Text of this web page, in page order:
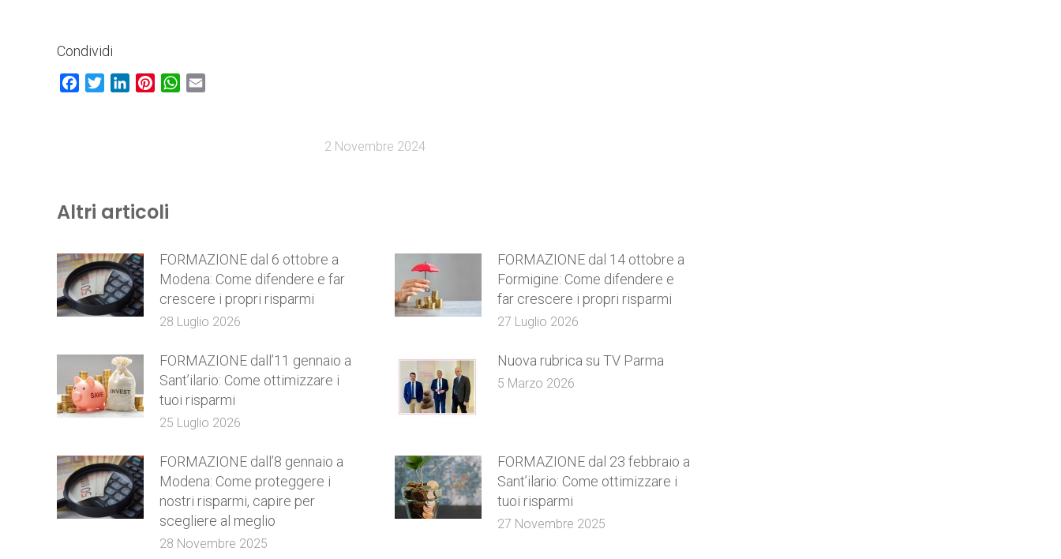
Condividi
Facebook
TwitterLinkedInPinterestWhatsApp
2 Novembre 2024
Altri articoli
FORMAZIONE dal 6 ottobre a
Modena: Come difendere e far
crescere i propri risparmi
28 Luglio 2026
FORMAZIONE dal 14 ottobre a
Formigine: Come difendere e
far crescere i propri risparmi
27 Luglio 2026
FORMAZIONE dall’11 gennaio a
Sant’ilario: Come ottimizzare i
tuoi risparmi
25 Luglio 2026
Nuova rubrica su TV Parma
5 Marzo 2026
FORMAZIONE dall’8 gennaio a
Modena: Come proteggere i
nostri risparmi, capire per
scegliere al meglio
28 Novembre 2025
FORMAZIONE dal 23 febbraio a
Sant’ilario: Come ottimizzare i
tuoi risparmi
27 Novembre 2025